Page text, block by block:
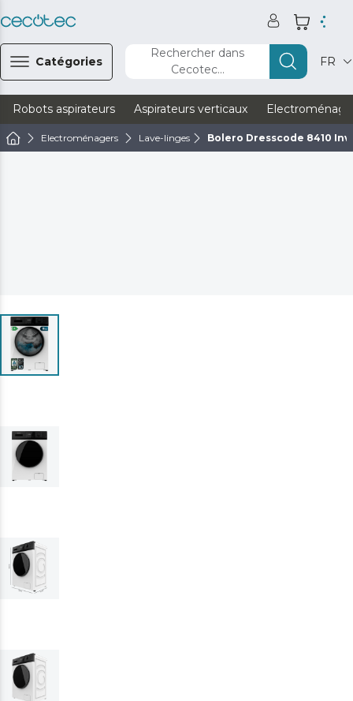
Catégories
Rechercher dans
Cecotec...
FR
Robots aspirateurs Aspirateurs verticaux
Electroménagers Lave-linges Bolero Dresscode 8410